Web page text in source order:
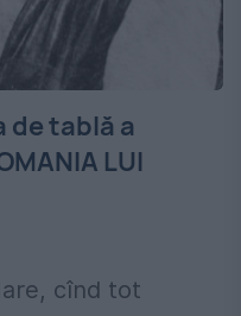
de tablă a
LUI
cînd tot